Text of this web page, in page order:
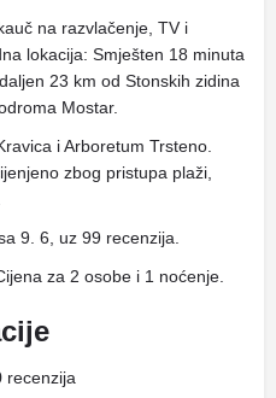
na razvlačenje, TV i
lokacija: Smješten 18 minuta
23 km od Stonskih zidina
Mostar.
i Arboretum Trsteno.
zbog pristupa plaži,
9. 6, uz 99 recenzija.
za 2 osobe i 1 noćenje.
recenzija